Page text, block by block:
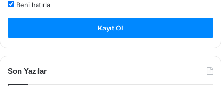
Beni hatırla
Kayıt Ol
Son Yazılar